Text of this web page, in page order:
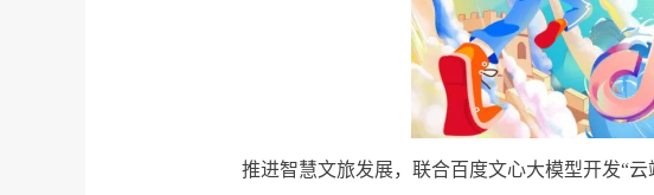
推进智慧文旅发展，联合百度文心大模型开发“